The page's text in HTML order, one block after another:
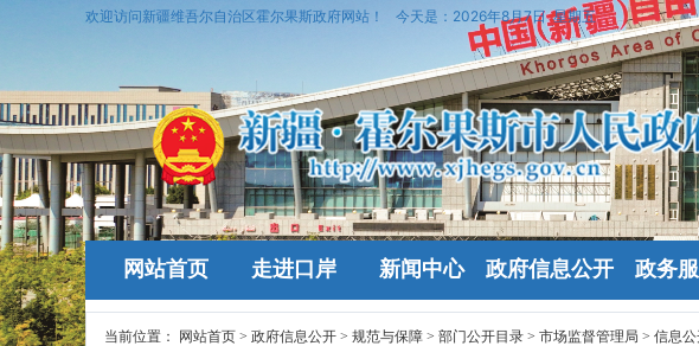
欢迎访问新疆维吾尔自治区霍尔果斯政府网站！ 今天是： 2026年8月7日 星期五
网站首页 走进口岸 新闻中心 政府信息公开 政务
当前位置： 网站首页 > 政府信息公开 > 规范与保障 > 部门公开目录 > 市场监督管理局 > 信息